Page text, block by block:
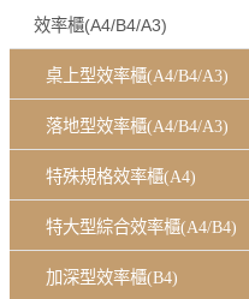
效率櫃(A4/B4/A3)
桌上型效率櫃(A4/B4/A3)
落地型效率櫃(A4/B4/A3)
特殊規格效率櫃(A4)
特大型綜合效率櫃(A4/B4)
加深型效率櫃(B4)